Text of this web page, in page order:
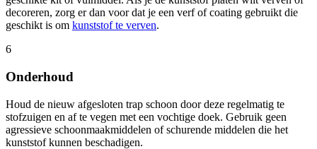
decoreren, zorg er dan voor dat je een verf of coating gebruikt die
geschikt is om kunststof te verven.
6
Onderhoud
Houd de nieuw afgesloten trap schoon door deze regelmatig te
stofzuigen en af te vegen met een vochtige doek. Gebruik geen
agressieve schoonmaakmiddelen of schurende middelen die het
kunststof kunnen beschadigen.